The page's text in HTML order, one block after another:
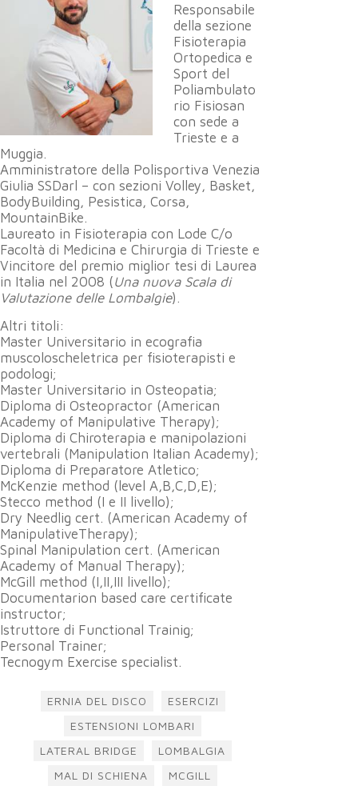
Responsabile
della sezione
Fisioterapia
Ortopedica e
Sport del
Poliambulato
rio Fisiosan
con sede a
Trieste e a
Muggia.
Amministratore della Polisportiva Venezia
Giulia SSDarl – con sezioni Volley, Basket,
BodyBuilding, Pesistica, Corsa,
MountainBike.
Laureato in Fisioterapia con Lode C/o
Facoltà di Medicina e Chirurgia di Trieste e
Vincitore del premio miglior tesi di Laurea
in Italia nel 2008 (Una nuova Scala di
Valutazione delle Lombalgie).
Altri titoli:
Master Universitario in ecografia
muscoloscheletrica per fisioterapisti e
podologi;
Master Universitario in Osteopatia;
Diploma di Osteopractor (American
Academy of Manipulative Therapy);
Diploma di Chiroterapia e manipolazioni
vertebrali (Manipulation Italian Academy);
Diploma di Preparatore Atletico;
McKenzie method (level A,B,C,D,E);
Stecco method (I e II livello);
Dry Needlig cert. (American Academy of
ManipulativeTherapy);
Spinal Manipulation cert. (American
Academy of Manual Therapy);
McGill method (I,II,III livello);
Documentarion based care certificate
instructor;
Istruttore di Functional Trainig;
Personal Trainer;
Tecnogym Exercise specialist.
ERNIA DEL DISCO
ESERCIZI
ESTENSIONI LOMBARI
LATERAL BRIDGE
LOMBALGIA
MAL DI SCHIENA
MCGILL